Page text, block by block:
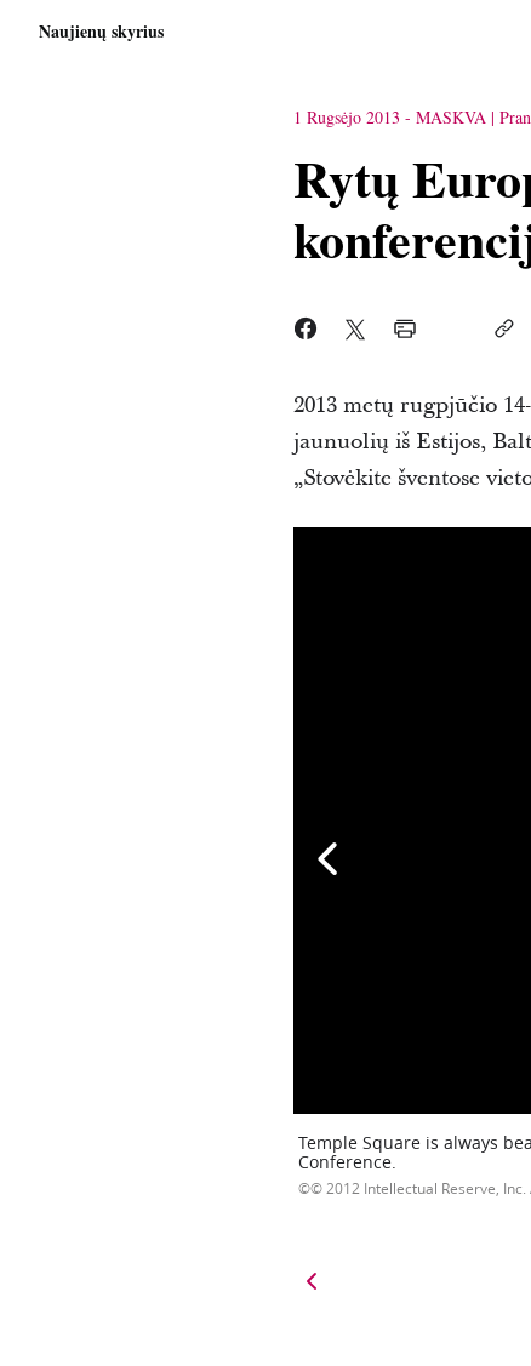
Naujienų skyrius
1 Rugsėjo 2013 - MASKVA
Rytų
2013 metų rugpjūčio
jaunuolių iš Estijos,
„Stovėkite šventose
Temple Square is always
Conference.
© 2012 Intellectual Reserve,